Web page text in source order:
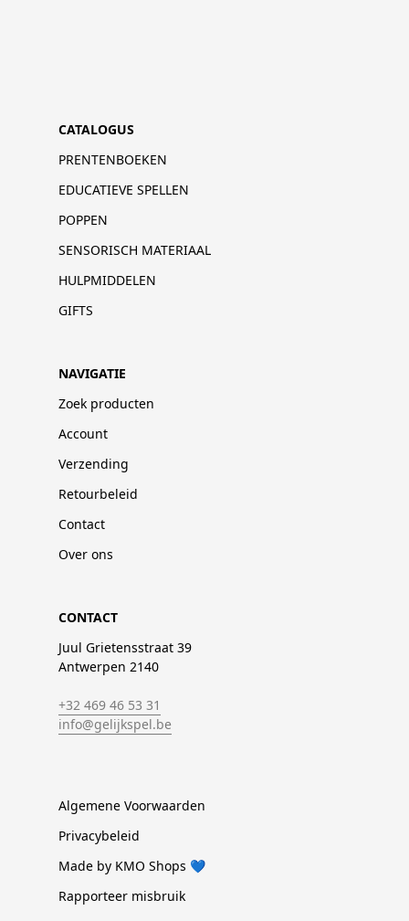
CATALOGUS
PRENTENBOEKEN
EDUCATIEVE SPELLEN
POPPEN
SENSORISCH MATERIAAL
HULPMIDDELEN
GIFTS
NAVIGATIE
Zoek producten
Account
Verzending
Retourbeleid
Contact
Over ons
CONTACT
Juul Grietensstraat 39
Antwerpen 2140
+32 469 46 53 31
info@gelijkspel.be
Algemene Voorwaarden
Privacybeleid
Made by KMO Shops 💙
Rapporteer misbruik